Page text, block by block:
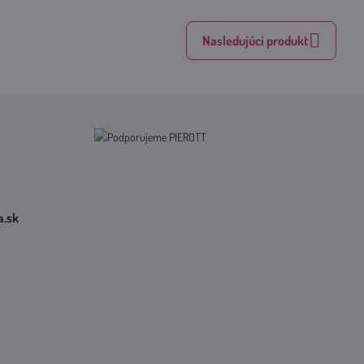
Nasledujúci produkt